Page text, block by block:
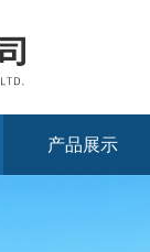
产品展示